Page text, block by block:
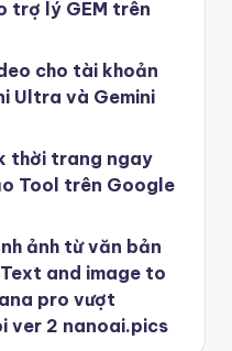
trợ lý GEM trên
cho tài khoản
Ultra và Gemini
thời trang ngay
Tool trên Google
ảnh từ văn bản
and image to
pro vượt
ver 2 nanoai.pics